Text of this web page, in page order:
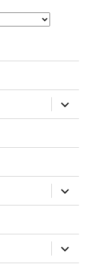
näytä
näytä
näytä